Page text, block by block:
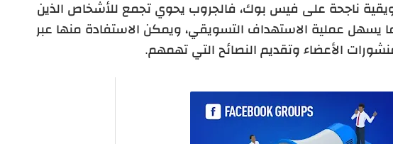
ناجحة على فيس بوك، فالجروب يحوي تجمع للأشخاص الذين
يسهل عملية الاستهداف التسويقي، ويمكن الاستفادة منها عبر
الأعضاء وتقديم النصائح التي تهمهم.